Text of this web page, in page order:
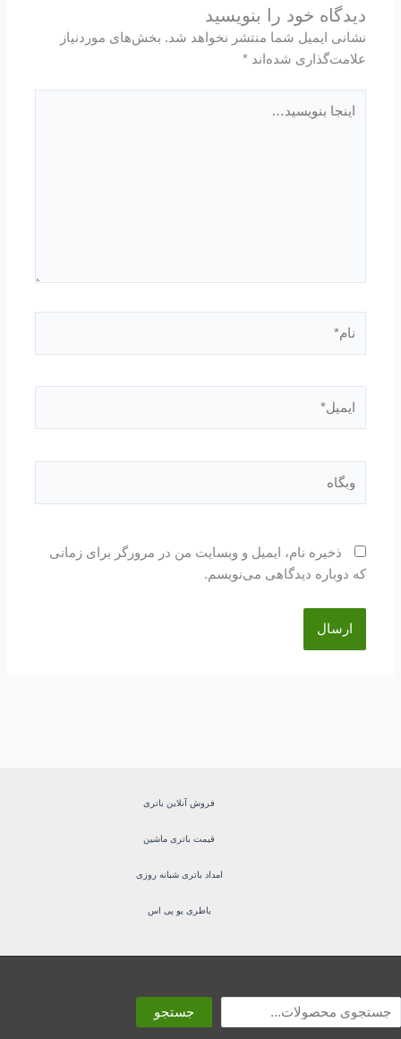
دیدگاه‌ خود را بنویسید
نشانی ایمیل شما منتشر نخواهد شد. بخش‌های موردنیاز
علامت‌گذاری شده‌اند*
بنویسید…
ذخیره نام، ایمیل و وبسایت من در مرورگر برای زمانی
که دوباره دیدگاهی می‌نویسم.
فروش آنلاین باتری
قیمت باتری ماشین
امداد باتری شبانه روزی
باطری یو پی اس
جستجو